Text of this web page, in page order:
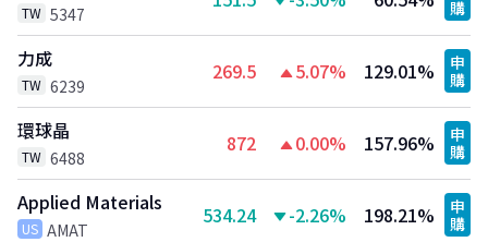
TW 5347
購
力成
TW 6239
269.5 5.07% 129.01%
申
購
環球晶
TW 6488
872 0.00% 157.96%
申
購
Applied Materials
US AMAT
534.24 -2.26% 198.21%
申
購